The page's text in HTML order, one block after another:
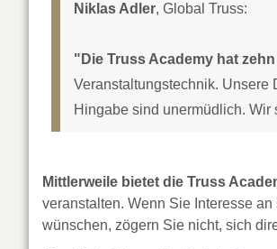
Niklas Adler, Global Truss:
"Die Truss Academy hat
Veranstaltungstechnik. Unsere
Hingabe sind unermüdlich. Wir
Mittlerweile bietet die Truss
veranstalten. Wenn Sie Interesse
wünschen, zögern Sie nicht, sich